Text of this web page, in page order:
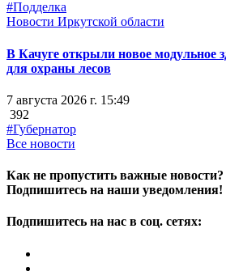
#Подделка
Новости Иркутской области
В Качуге открыли новое модульное
для охраны лесов
7 августа 2026 г. 15:49
392
#Губернатор
Все новости
Как не пропустить важные новости?
Подпишитесь на наши уведомления!
Подпишитесь на нас в соц. сетях: